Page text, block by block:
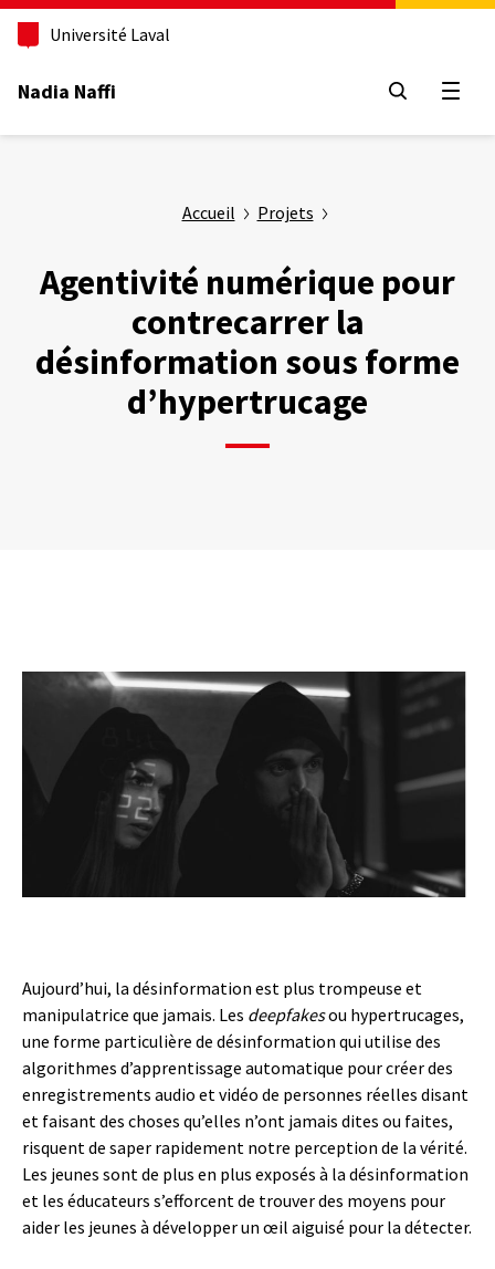
Aller
contenu
Université Laval
Nadia Naffi
Accueil Projets
Agentivité numérique pour
contrecarrer la
désinformation sous forme
d’hypertrucage
Aujourd’hui, la désinformation est plus trompeuse et
manipulatrice que jamais. Les deepfakesou hypertrucages,
une forme particulière de désinformation qui utilise des
algorithmes d’apprentissage automatique pour créer des
enregistrements audio et vidéo de personnes réelles disant
et faisant des choses qu’elles n’ont jamais dites ou faites,
risquent de saper rapidement notre perception de la vérité.
Les jeunes sont de plus en plus exposés à la désinformation
et les éducateurs s’efforcent de trouver des moyens pour
aider les jeunes à développer un œil aiguisé pour la détecter.